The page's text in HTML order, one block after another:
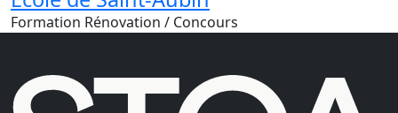
Formation Rénovation / Concours